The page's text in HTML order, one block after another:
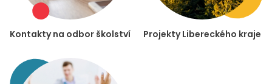
Kontakty na odbor školství Projekty Libereckého kraje